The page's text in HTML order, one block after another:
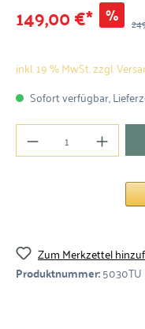
149,00 €* %
inkl. 19 % MwSt. zzgl.
Sofort verfügbar,
Zum Merkzettel
Produktnummer:5030TU